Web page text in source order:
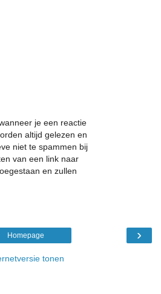
je een reactie
altijd gelezen en
niet te spammen bij
van een link naar
en zullen
›
Homepage
tonen